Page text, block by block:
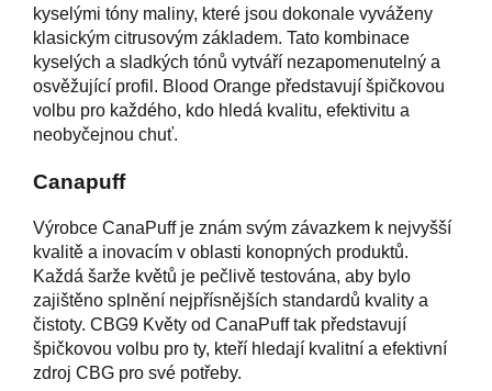
kyselými tóny maliny, které jsou dokonale vyváženy
klasickým citrusovým základem. Tato kombinace
kyselých a sladkých tónů vytváří nezapomenutelný a
osvěžující profil. Blood Orange představují špičkovou
volbu pro každého, kdo hledá kvalitu, efektivitu a
neobyčejnou chuť.
Canapuff
Výrobce CanaPuff je znám svým závazkem k nejvyšší
kvalitě a inovacím v oblasti konopných produktů.
Každá šarže květů je pečlivě testována, aby bylo
zajištěno splnění nejpřísnějších standardů kvality a
čistoty. CBG9 Květy od CanaPuff tak představují
špičkovou volbu pro ty, kteří hledají kvalitní a efektivní
zdroj CBG pro své potřeby.